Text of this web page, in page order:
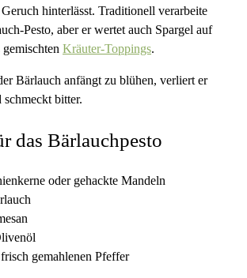
hinterlässt. Traditionell verarbeite
Pesto, aber er wertet auch Spargel auf
Kräuter-Toppings.
Bärlauch anfängt zu blühen, verliert er
bitter.
das Bärlauchpesto
oder gehackte Mandeln
gemahlenen Pfeffer